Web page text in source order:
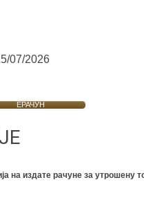
07/2026
ЕРАЧУН
на издате рачуне за утрошену